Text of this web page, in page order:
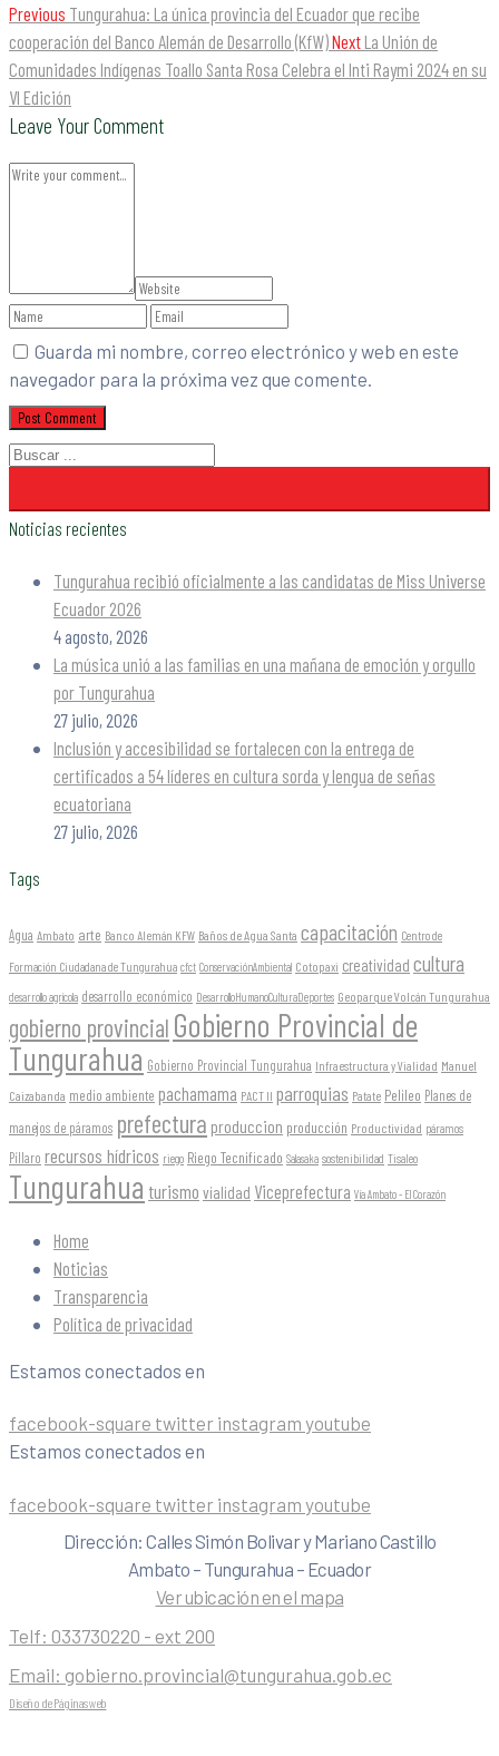
Previous Tungurahua: La única provincia del Ecuador que recibe
cooperación del Banco Alemán de Desarrollo (KfW)Next La Unión de
Comunidades Indígenas Toallo Santa Rosa Celebra el Inti Raymi 2024 en su
VI Edición
Leave Your Comment
Guarda mi nombre, correo electrónico y web en este
navegador para la próxima vez que comente.
Noticias recientes
Tungurahua recibió oficialmente a las candidatas de Miss Universe
Ecuador 2026
4 agosto, 2026
La música unió a las familias en una mañana de emoción y orgullo
por Tungurahua
27 julio, 2026
Inclusión y accesibilidad se fortalecen con la entrega de
certificados a 54 líderes en cultura sorda y lengua de señas
ecuatoriana
27 julio, 2026
Tags
Agua Ambato arte Banco Alemán KFW Baños de Agua Santa capacitación Centro de
Formación Ciudadana de Tungurahua cfct ConservaciónAmbiental Cotopaxi creatividad cultura
desarrollo agrícola desarrollo económico DesarrolloHumanoCulturaDeportes Geoparque Volcán Tungurahua
gobierno provincial Gobierno Provincial de
Tungurahua Gobierno Provincial Tungurahua Infraestructura y Vialidad Manuel
Caizabanda medio ambiente pachamama PACT II parroquias Patate Pelileo Planes de
manejos de páramos prefectura produccion producción Productividad páramos
Píllaro recursos hídricos riego Riego Tecnificado Salasaka sostenibilidad Tisaleo
Tungurahua turismo vialidad Viceprefectura Vía Ambato - El Corazón
Home
Noticias
Transparencia
Política de privacidad
Estamos conectados en
facebook-square twitter instagram youtube
Estamos conectados en
facebook-square twitter instagram youtube
Dirección: Calles Simón Bolivar y Mariano Castillo
Ambato – Tungurahua – Ecuador
Ver ubicación en el mapa
Telf: 033730220 - ext 200
Email: gobierno.provincial@tungurahua.gob.ec
Diseño de Páginas web